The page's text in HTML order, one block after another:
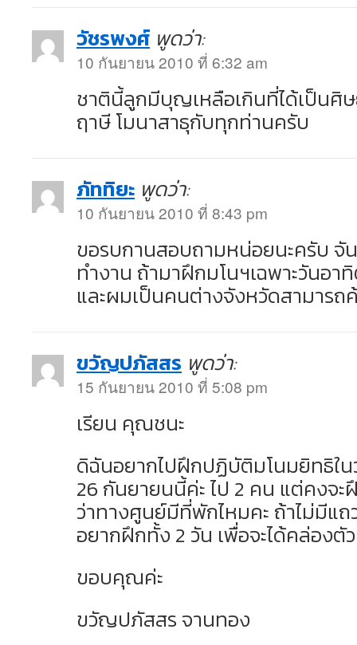
วัชรพงศ์ พูดว่า:
10 กันยายน 2010 ที่ 6:32 am
ชาตินี้ลูกมีบุญเหลือเกินที่ได้เป็นศิ
ฤาษี โมนาสาธุกับทุกท่านครับ
ภัททิยะ พูดว่า:
10 กันยายน 2010 ที่ 8:43 pm
ขอรบกานสอบถามหน่อยนะครับ จั
ทำงาน ถ้ามาฝึกมโนฯเฉพาะวันอา
และผมเป็นคนต่างจังหวัดสามาร
ขวัญปภัสสร พูดว่า:
15 กันยายน 2010 ที่ 5:08 pm
เรียน คุณชนะ
ดิฉันอยากไปฝึกปฏิบัติมโนมยิทธิใ
26 กันยายนนี้ค่ะ ไป 2 คน แต่คงจะ
ว่าทางศูนย์มีที่พักไหมคะ ถ้าไม่มีแ
อยากฝึกทั้ง 2 วัน เพื่อจะได้คล่องตัว
ขอบคุณค่ะ
ขวัญปภัสสร จานทอง